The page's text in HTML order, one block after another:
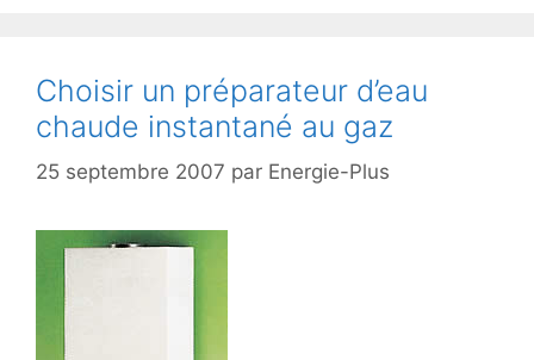
Choisir un préparateur d’eau
chaude instantané au gaz
25 septembre 2007 par Energie-Plus